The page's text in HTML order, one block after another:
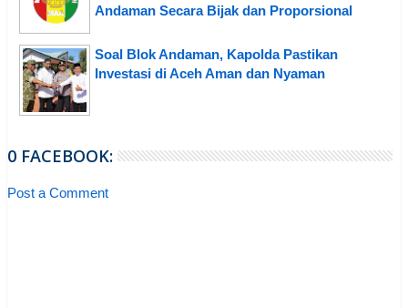
Andaman Secara Bijak dan Proporsional
Soal Blok Andaman, Kapolda Pastikan
Investasi di Aceh Aman dan Nyaman
0 FACEBOOK:
Post a Comment